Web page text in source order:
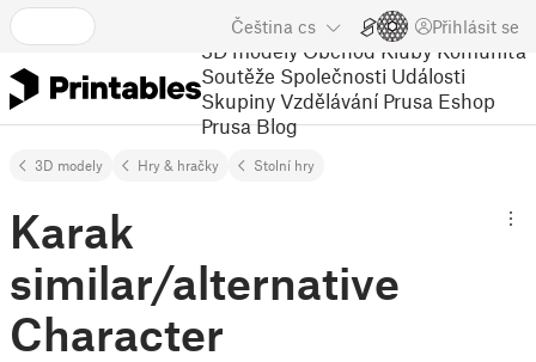
Čeština cs Přihlásit se
3D modely Obchod Kluby Komunita
Soutěže Společnosti Události
Skupiny Vzdělávání Prusa Eshop
Prusa Blog
3D modely Hry & hračky Stolní hry
Karak
similar/alternative
Character